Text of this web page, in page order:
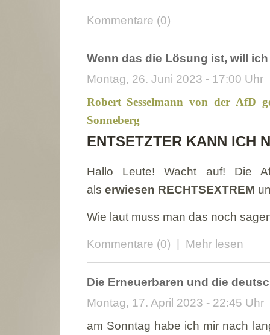
Kommentare (0)
Wenn das die Lösung ist, will
Montag, 26. Juni 2023 - 17:00 Uhr
Robert Sesselmann von der AfD
Sonneberg
ENTSETZTER KANN ICH
Hallo Leute! Wacht auf! Die
als erwiesen RECHTSEXTREM
Wie laut muss man das noch
Kommentare (0) Mehr lesen
Die Erneuerbaren und die
Montag, 17. April 2023 - 22:45 Uhr
am Sonntag habe ich mir nach